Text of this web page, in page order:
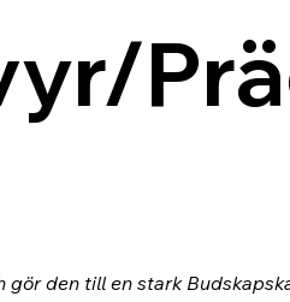
den till en stark